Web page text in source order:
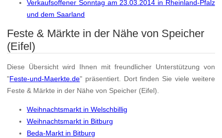
Verkaufsoffener Sonntag am 23.03.2014 in Rheinland-Pfalz
und dem Saarland
Feste & Märkte in der Nähe von Speicher
(Eifel)
Diese Übersicht wird Ihnen mit freundlicher Unterstützung von
"Feste-und-Maerkte.de" präsentiert. Dort finden Sie viele weitere
Feste & Märkte in der Nähe von Speicher (Eifel).
Weihnachtsmarkt in Welschbillig
Weihnachtsmarkt in Bitburg
Beda-Markt in Bitburg